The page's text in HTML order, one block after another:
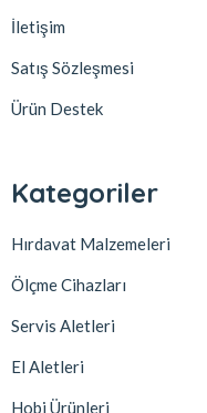
İletişim
Satış Sözleşmesi
Ürün Destek
Kategoriler
Hırdavat Malzemeleri
Ölçme Cihazları
Servis Aletleri
El Aletleri
Hobi Ürünleri